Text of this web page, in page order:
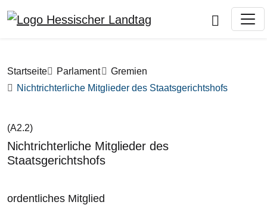
Pfadnavigation
Startseite Parlament
Gremien
Nichtrichterliche Mitglieder des Staatsgerichtshofs
A2.2
Nichtrichterliche Mitglieder des
Staatsgerichtshofs
ordentliches Mitglied